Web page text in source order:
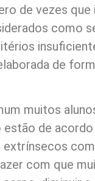
de vezes
como
de
muitos
de
com que